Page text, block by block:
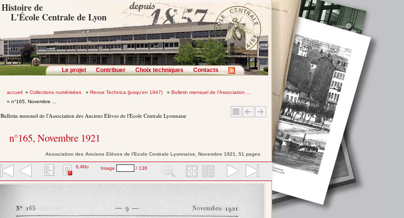
Histoire de
L'École Centrale de Lyon
Le projet Contribuer Choix techniques Contacts
accueil» Collections numérisées » Revue Technica (jusqu'en 1947) » Bulletin mensuel de l'Association ...
» n°165, Novembre ...
Bulletin mensuel de l'Association des Anciens Elèves de l'Ecole Centrale Lyonnaise
n°165, Novembre 1921
Association des Anciens Elèves de l'Ecole Centrale Lyonnaise, Novembre 1921, 51 pages
8,4Mo Image / 136